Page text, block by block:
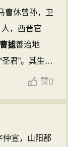
曹休曾孙，卫
，西晋官
曹摅善治地
君”。其生平
》中亦简载其
赞()
仲宣，山阳郡